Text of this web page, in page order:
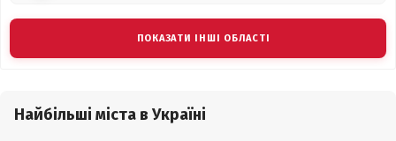
ПОКАЗАТИ ІНШІ ОБЛАСТІ
Найбільші міста в Україні